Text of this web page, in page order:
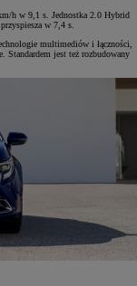
h w 9,1 s. Jednostka 2.0 Hybrid
w 7,4 s.
multimediów i łączności,
Standardem jest też rozbudowany